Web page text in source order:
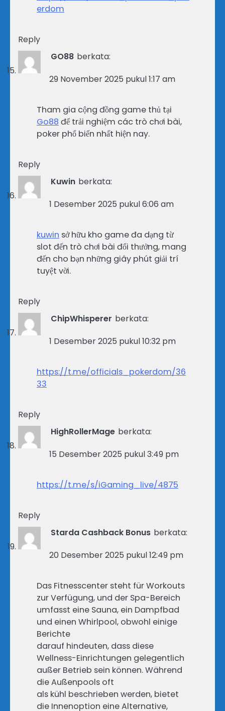
erdom
Reply
GO88 berkata:
29 November 2025 pukul 1:17 am
Tham gia cộng đồng game thủ tại
Go88 để trải nghiệm các trò chơi bài,
poker phổ biến nhất hiện nay.
Reply
Kuwin berkata:
1 Desember 2025 pukul 6:06 am
kuwin sở hữu kho game đa dạng từ
slot đến trò chơi bài đổi thưởng, mang
đến cho bạn những giây phút giải trí
tuyệt vời.
Reply
ChipWhisperer berkata:
1 Desember 2025 pukul 10:32 pm
https://t.me/officials_pokerdom/36
33
Reply
HighRollerMage berkata:
15 Desember 2025 pukul 3:49 pm
https://t.me/s/iGaming_live/4875
Reply
Starda Cashback Bonus berkata:
20 Desember 2025 pukul 12:49 pm
Das Fitnesscenter steht für Workouts
zur Verfügung, und der Spa-Bereich
umfasst eine Sauna, ein Dampfbad
und einen Whirlpool, obwohl einige
Berichte
darauf hindeuten, dass diese
Wellness-Einrichtungen gelegentlich
außer Betrieb sein können. Während
die Außenpools oft
als kühl beschrieben werden, bietet
die Innenoption eine Alternative,